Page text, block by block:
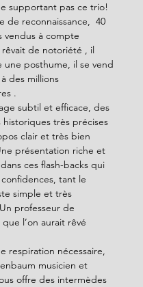
supportant pas ce trio!
de reconnaissance,  40
vendus à compte
rêvait de notoriété , il
une posthume, il se vend
des millions
.
subtil et efficace, des
historiques très précises
clair et très bien
présentation riche et
ces flash-backs qui
tant le
simple et très
professeur de
l’on aurait rêvé
musicien et
offre des intermèdes